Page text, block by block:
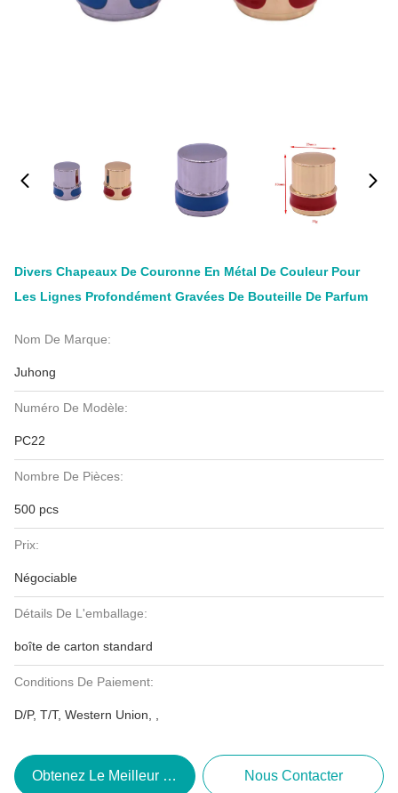
Divers Chapeaux De Couronne En Métal De Couleur Pour
Les Lignes Profondément Gravées De Bouteille De Parfum
Nom De Marque:
Juhong
Numéro De Modèle:
PC22
Nombre De Pièces:
500 pcs
Prix:
Négociable
Détails De L'emballage:
boîte de carton standard
Conditions De Paiement:
D/P, T/T, Western Union, ,
Obtenez Le Meilleur Prix Nous Contacter